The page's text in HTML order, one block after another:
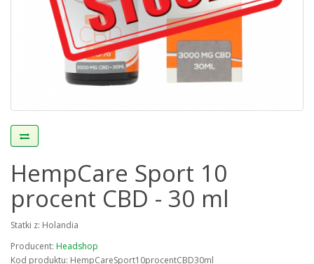
HempCare Sport 10
procent CBD - 30 ml
Statki z: Holandia
Producent: Headshop
Kod produktu: HempCareSport10procentCBD30ml